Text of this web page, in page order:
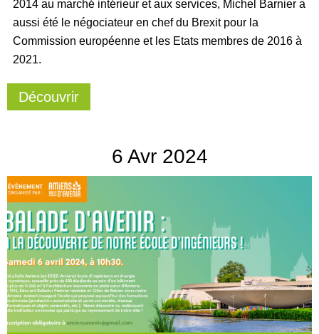
2014 au marché intérieur et aux services, Michel Barnier a
aussi été le négociateur en chef du Brexit pour la
Commission européenne et les Etats membres de 2016 à
2021.
Découvrir
6 Avr 2024